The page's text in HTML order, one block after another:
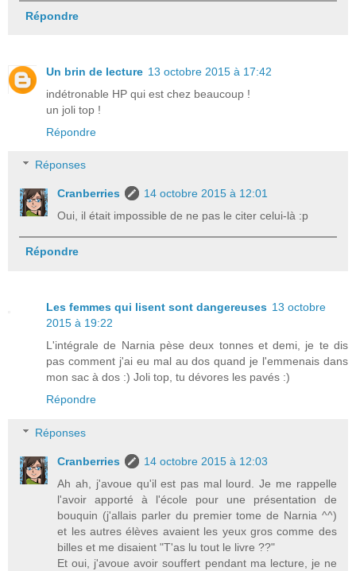
Répondre
Un brin de lecture 13 octobre 2015 à 17:42
indétronable HP qui est chez beaucoup !
un joli top !
Répondre
Réponses
Cranberries
14 octobre 2015 à 12:01
Oui, il était impossible de ne pas le citer celui-là :p
Répondre
Les femmes qui lisent sont dangereuses 13 octobre
2015 à 19:22
L'intégrale de Narnia pèse deux tonnes et demi, je te dis
pas comment j'ai eu mal au dos quand je l'emmenais dans
mon sac à dos :) Joli top, tu dévores les pavés :)
Répondre
Réponses
Cranberries
14 octobre 2015 à 12:03
Ah ah, j'avoue qu'il est pas mal lourd. Je me rappelle
l'avoir apporté à l'école pour une présentation de
bouquin (j'allais parler du premier tome de Narnia ^^)
et les autres élèves avaient les yeux gros comme des
billes et me disaient "T'as lu tout le livre ??"
Et oui, j'avoue avoir souffert pendant ma lecture, je ne